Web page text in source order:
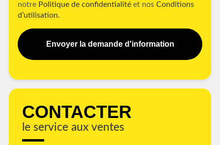
notre Politique de confidentialité et nos Conditions
d’utilisation.
Envoyer la demande d'information
CONTACTER
le service aux ventes